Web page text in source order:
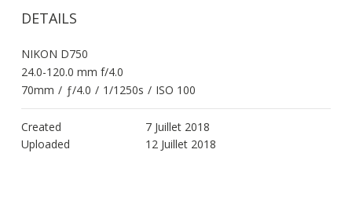
DETAILS
NIKON D750
24.0-120.0 mm f/4.0
70mm / ƒ/4.0 / 1/1250s / ISO 100
Created
7 Juillet 2018
Uploaded
12 Juillet 2018